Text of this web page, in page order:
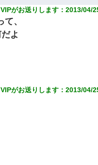
に落ちる
も現実を知ってしまい無事
がお送りします ：2013/04/
、
よ
がお送りします ：2013/04/